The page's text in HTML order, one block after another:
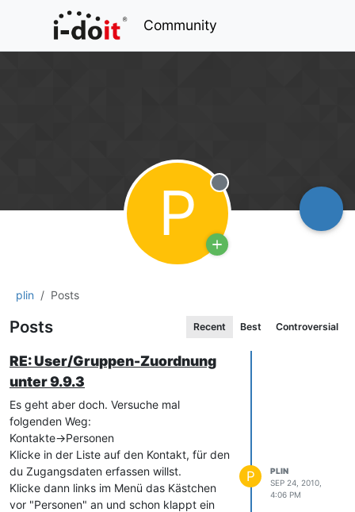
Community
P Offline
plin Posts
Posts Recent Best Controversial
RE: User/Gruppen-Zuordnung
unter 9.9.3
Es geht aber doch. Versuche mal
folgenden Weg:
Kontakte->Personen
Klicke in der Liste auf den Kontakt, für den
du Zugangsdaten erfassen willst.
Klicke dann links im Menü das Kästchen
vor "Personen" an und schon klappt ein
P
PLIN
SEP 24, 2010,
4:06 PM